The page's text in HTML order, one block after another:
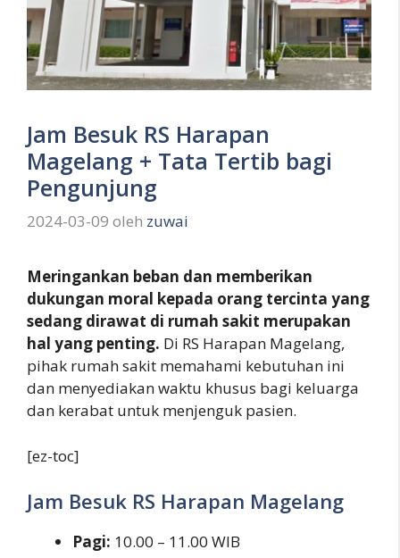
Jam Besuk RS Harapan
Magelang + Tata Tertib bagi
Pengunjung
2024-03-09 oleh zuwai
Meringankan beban dan memberikan
dukungan moral kepada orang tercinta yang
sedang dirawat di rumah sakit merupakan
hal yang penting. Di RS Harapan Magelang,
pihak rumah sakit memahami kebutuhan ini
dan menyediakan waktu khusus bagi keluarga
dan kerabat untuk menjenguk pasien.
[ez-toc]
Jam Besuk RS Harapan Magelang
Pagi: 10.00 – 11.00 WIB